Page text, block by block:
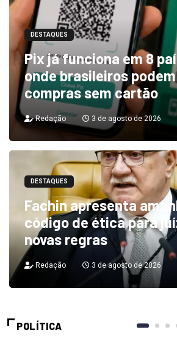
DESTAQUES
Pix já funciona em 8
onde brasileiros
compras sem cartão
Redação 3 de agosto de 2026
DESTAQUES
Fachin apresenta
código de ética para
novas regras
Redação 3 de agosto de 2026
POLÍTICA